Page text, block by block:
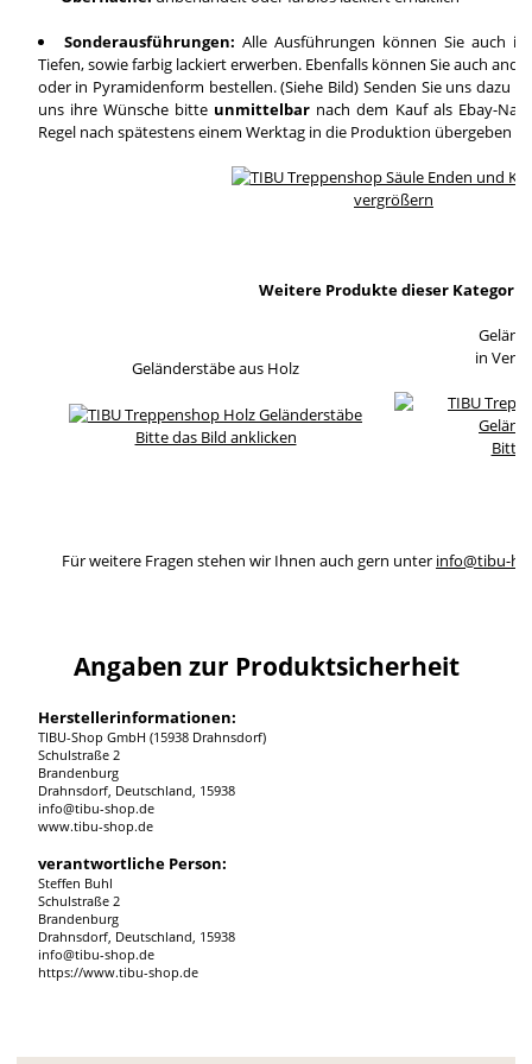
Sonderausführungen: Alle Ausführungen können Sie auch
Tiefen, sowie farbig lackiert erwerben. Ebenfalls können Sie auch
oder in Pyramidenform bestellen. (Siehe Bild) Senden Sie uns dazu
uns ihre Wünsche bitte unmittelbar nach dem Kauf als Ebay-
Regel nach spätestens einem Werktag in die Produktion übergeben
vergrößern
Weitere Produkte dieser Kategorie
Geländerstäbe aus Holz
Bitte das Bild anklicken
in
Bitte
Für weitere Fragen stehen wir Ihnen auch gern unter info@tibu-
Angaben zur Produktsicherheit
Herstellerinformationen:
TIBU-Shop GmbH (15938 Drahnsdorf)
Schulstraße 2
Brandenburg
Drahnsdorf, Deutschland, 15938
info@tibu-shop.de
www.tibu-shop.de
verantwortliche Person:
Steffen Buhl
Schulstraße 2
Brandenburg
Drahnsdorf, Deutschland, 15938
info@tibu-shop.de
https://www.tibu-shop.de